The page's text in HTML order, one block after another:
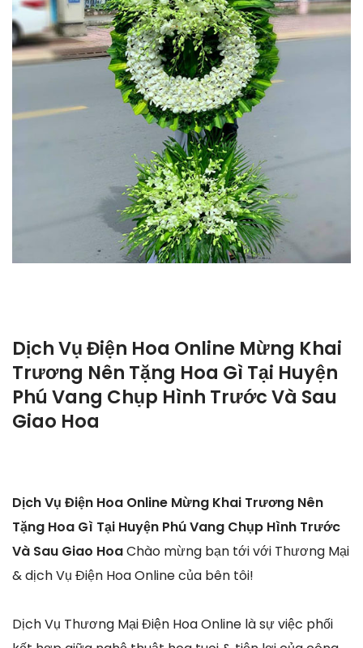
Dịch Vụ Điện Hoa Online Mừng Khai
Trương Nên Tặng Hoa Gì Tại Huyện
Phú Vang Chụp Hình Trước Và Sau
Giao Hoa
Dịch Vụ Điện Hoa Online Mừng Khai Trương Nên
Tặng Hoa Gì Tại Huyện Phú Vang Chụp Hình Trước
Và Sau Giao HoaChào mừng bạn tới với Thương Mại
& dịch Vụ Điện Hoa Online của bên tôi!
Dịch Vụ Thương Mại Điện Hoa Online là sự việc phối